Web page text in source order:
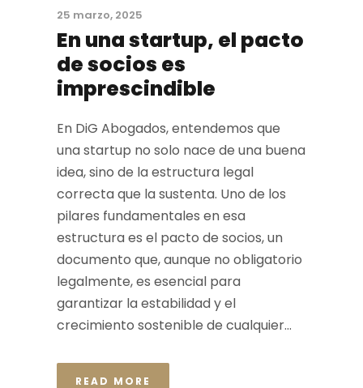
25 marzo, 2025
En una startup, el pacto
de socios es
imprescindible
En DiG Abogados, entendemos que
una startup no solo nace de una buena
idea, sino de la estructura legal
correcta que la sustenta. Uno de los
pilares fundamentales en esa
estructura es el pacto de socios, un
documento que, aunque no obligatorio
legalmente, es esencial para
garantizar la estabilidad y el
crecimiento sostenible de cualquier...
READ MORE